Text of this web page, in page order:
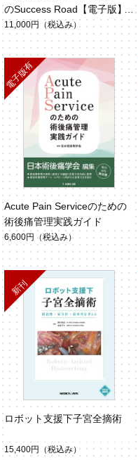
のSuccess Road【電子版】
11,000円 （税込み）
Acute Pain Serviceのための
術後痛管理実践ガイド
6,600円 （税込み）
ロボット支援下子宮全摘術
15,400円 （税込み）